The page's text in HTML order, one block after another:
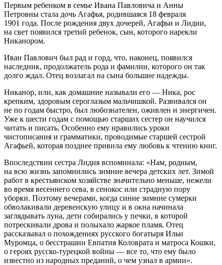
Первым ребенком в семье Ивана Павловича и Анны
Петровны стала дочь Агафья, родившаяся 18 февраля
1901 года. После рождения двух дочерей, Агафьи и Лидии,
на свет появился третий ребенок, сын, которого нарекли
Никанором.
Иван Павлович был рад и горд, что, наконец, появился
наследник, продолжатель рода и фамилии, которого он так
долго ждал. Отец возлагал на сына большие надежды.
Никанор, или, как домашние называли его — Ника, рос
крепким, здоровым сероглазым мальчишкой. Развивался он
не по годам быстро, был любознателен, оживлен и энергичен.
Уже к шести годам с помощью старших сестер он научился
читать и писать. Особенно ему нравились уроки
чистописания и грамматики, проводимые старшей сестрой
Агафьей, которая позднее привила ему любовь к чтению книг.
Впоследствии сестра Лидия вспоминала: «Нам, родным,
на всю жизнь запомнились зимние вечера детских лет. Зимой
работ в крестьянском хозяйстве значительно меньше, нежели
во время весеннего сева, в сенокос или страдную пору
уборки. Поэтому вечерами, когда синие зимние сумерки
обволакивали деревенскую улицу и в окна начинала
заглядывать луна, дети собирались у печки, в которой
потрескивали дрова и полыхало жаркое пламя. Отец
рассказывал о похождениях русского богатыря Ильи
Муромца, о бесстрашии Евпатия Коловрата и матроса Кошки,
о героях русско-турецкой войны — все то, что ему было
известно из народных преданий, о чем узнал в армии».